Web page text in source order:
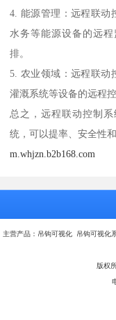
4. 能源管理：远程联动
水务等能源设备的远
排。
5. 农业领域：远程联动
灌溉系统等设备的远程
总之，远程联动控制
统，可以提率、安全性和
m.whjzn.b2b168.com
主营产品：吊钩可视化 吊钩可视
版权